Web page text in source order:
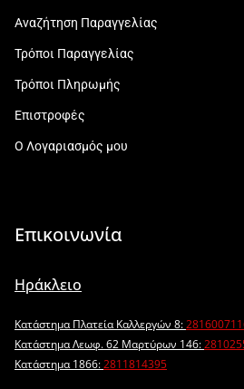
Αναζήτηση Παραγγελίας
Τρόποι Παραγγελίας
Τρόποι Πληρωμής
Επιστροφές
Ο Λογαριασμός μου
Επικοινωνία
Ηράκλειο
Κατάστημα Πλατεία Καλλεργών 8:
Κατάστημα Λεωφ. 62 Μαρτύρων 146:
Κατάστημα 1866:2811814395